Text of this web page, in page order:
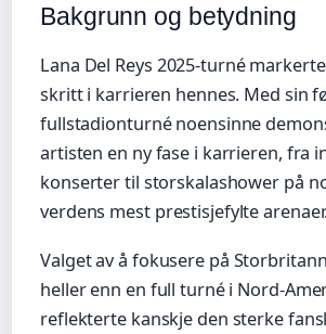
Bakgrunn og betydning
Lana Del Reys 2025-turné
skritt i karrieren hennes. Med sin
fullstadionturné noensinne
artisten en ny fase i karrieren, fra
konserter til storskalashower på
verdens mest prestisjefylte
Valget av å fokusere på
heller enn en full turné i Nord-
reflekterte kanskje den sterke